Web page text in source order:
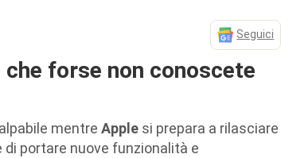
Seguici
forse non conoscete
mentre Apple si prepara a rilasciare
portare nuove funzionalità e